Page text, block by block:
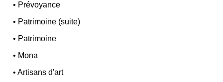
• Prévoyance
• Patrimoine (suite)
• Patrimoine
• Mona
•Artisans d'art